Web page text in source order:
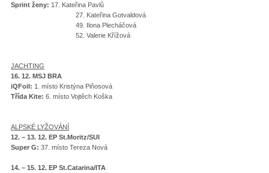
Sprint ženy: 17. Kateřina Pavlů
27. Kateřina Gotvaldová
49. Ilona Plecháčová
52. Valerie Křížová
JACHTING
16. 12. MSJ BRA
iQFoil: 1. místo Kristýna Piňosová
Třída Kite: 6. místo Vojtěch Koška
ALPSKÉ LYŽOVÁNÍ
12. – 13. 12. EP St.Moritz/SUI
Super G: 37. místo Tereza Nová
14. – 15. 12. EP St.Catarina/ITA